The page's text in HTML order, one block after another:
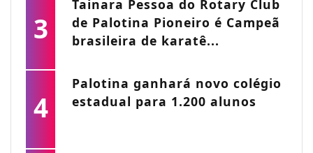
3
Tainara Pessoa do Rotary Club
de Palotina Pioneiro é Campeã
brasileira de karatê...
4
Palotina ganhará novo colégio
estadual para 1.200 alunos